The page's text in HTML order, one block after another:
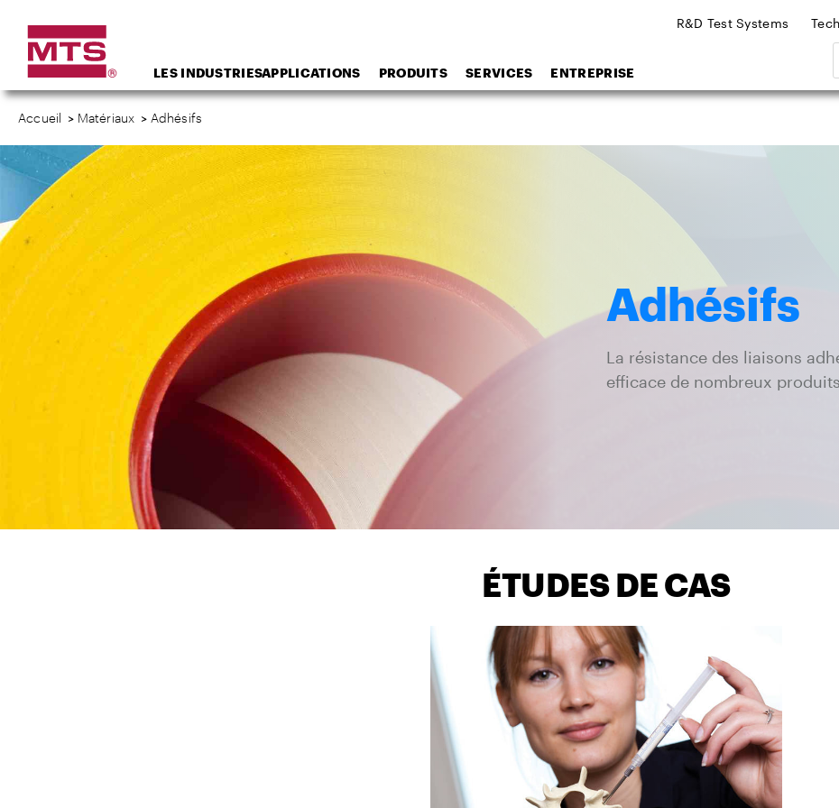
LES INDUSTRIESAPPLICATIONS PRODUITS SERVICES ENTREPRISE
R&D Test Systems
Accueil > Matériaux > Adhésifs
Adhésifs
La résistance des liaisons
efficace de nombreux
ÉTUDES DE CAS